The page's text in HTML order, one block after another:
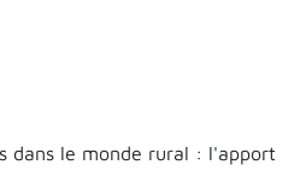
dans le monde rural : l'apport